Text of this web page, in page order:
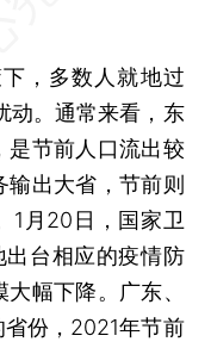
，多数人就地过
动。通常来看，东
是节前人口流出较
出大省，节前则
1月20日，国家卫
出台相应的疫情防
幅下降。广东、
份，2021年节前